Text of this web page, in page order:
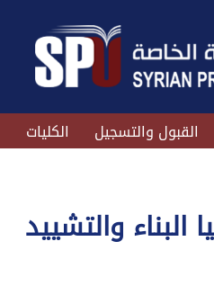
القبول والتسجيل الكليات
والتشييد